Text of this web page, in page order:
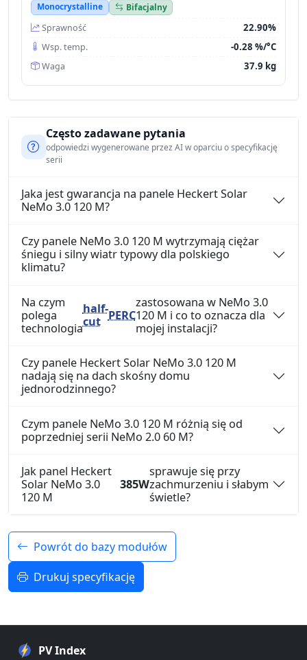
Monocrystalline
Bifacjalny
Sprawność
22.90%
Wsp. temp. -0.28 %/°C
Waga 37.9 kg
Często zadawane pytania
odpowiedzi wygenerowane przez AI w oparciu o specyfikację
serii
Jaka jest gwarancja na panele Heckert Solar
NeMo 3.0 120 M?
Czy panele NeMo 3.0 120 M wytrzymają ciężar
śniegu i silny wiatr typowy dla polskiego
klimatu?
Na czym
polega
technologia
half-
cut PERC
zastosowana w NeMo 3.0
120 M i co to oznacza dla
mojej instalacji?
Czy panele Heckert Solar NeMo 3.0 120 M
nadają się na dach skośny domu
jednorodzinnego?
Czym panele NeMo 3.0 120 M różnią się od
poprzedniej serii NeMo 2.0 60 M?
Jak panel Heckert
Solar NeMo 3.0
120 M
385W
sprawuje się przy
zachmurzeniu i słabym
świetle?
Powrót do bazy modułów
Drukuj specyfikację
PV Index